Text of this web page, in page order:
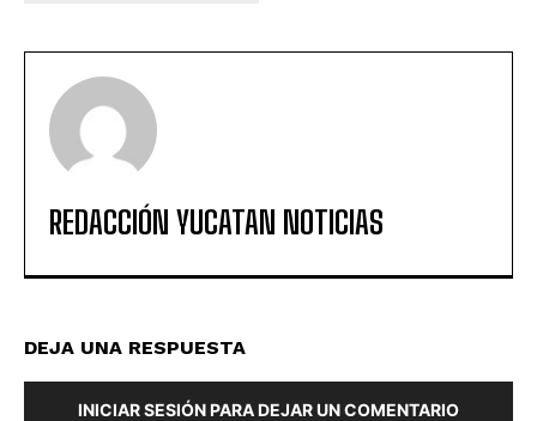
REDACCIÓN YUCATAN NOTICIAS
DEJA UNA RESPUESTA
INICIAR SESIÓN PARA DEJAR UN COMENTARIO